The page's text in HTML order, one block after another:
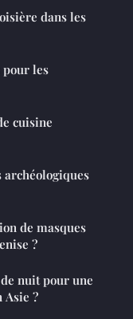
dans les
pour les
cuisine
de masques
?
nuit pour une
Asie ?